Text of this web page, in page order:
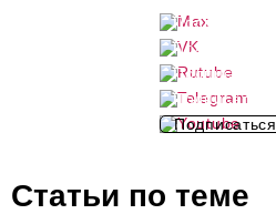
Подписаться
Подписаться
Подписаться
Подписаться
Подписаться
Статьи по теме